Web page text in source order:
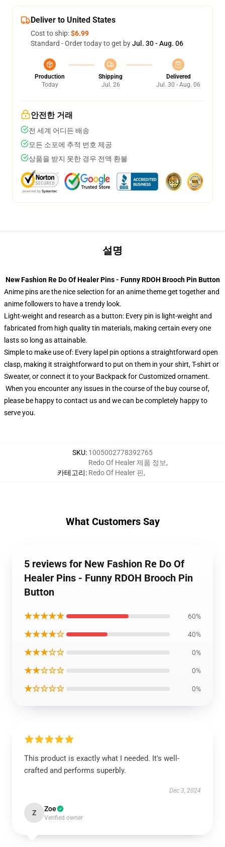
Deliver to United States
Cost to ship:$6.99
Standard - Order today to get byJul. 30 - Aug. 06
Production
Today
Shipping
Jul. 26
Delivered
Jul. 30 - Aug. 06
안전한 거래
전 세계 어디든 배송
모든 소포에 추적 번호 제공
상품을 받지 못한 경우 전액 환불
설명
New Fashion Re Do Of Healer Pins - Funny RDOH Brooch Pin Button
Anime pins are the nice selection for an anime theme get together and
anime followers to have a trendy look.
Light-weight and research as a button: Every pin is light-weight and
fabricated from high quality tin materials, making certain every one
lasts so long as attainable.
Simple to make use of: Every lapel pin options a straightforward open
clasp, making it straightforward to put on them in your shirt, T-shirt or
Sweater, or connect it to your Backpack for Customized ornament.
When you encounter any issues in the course of the buy course of,
please be happy to contact us and we can be completely happy to
serve you.
SKU: 1005002778392765
카테고리:
Redo Of Healer 제품 정보,
Redo Of Healer 핀,
What Customers Say
5 reviews for New Fashion Re Do Of
Healer Pins - Funny RDOH Brooch Pin
Button
★★★★★ 60%
★★★★☆ 40%
★★★☆☆ 0%
★★☆☆☆ 0%
★☆☆☆☆ 0%
This product is exactly what I needed. It's well-
crafted and performs superbly.
Dec 3, 2024
Z Zoe
Verified owner